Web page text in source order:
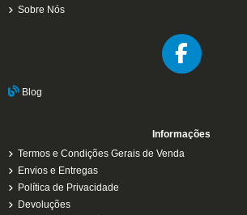
Sobre Nós
Blog
Informações
Termos e Condições Gerais de Venda
Envios e Entregas
Política de Privacidade
Devoluções